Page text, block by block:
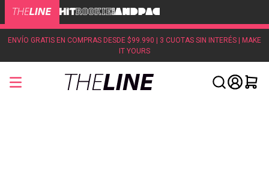
ENVÍO GRATIS EN COMPRAS DESDE $99.990 | 3 CUOTAS SIN INTERÉS | MAKE
IT YOURS